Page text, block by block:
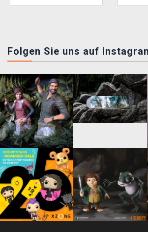
Folgen Sie uns auf